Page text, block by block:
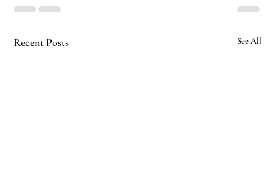
Recent Posts See All